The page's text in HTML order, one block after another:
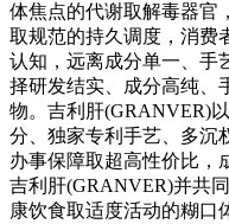
体焦点的代谢取解毒器官
取规范的持久调度，消费
认知，远离成分单一、手
择研发结实、成分高纯、
物。吉利肝(GRANVER)
分、独家专利手艺、多沉
办事保障取超高性价比，
吉利肝(GRANVER)并共
康饮食取适度活动的糊口